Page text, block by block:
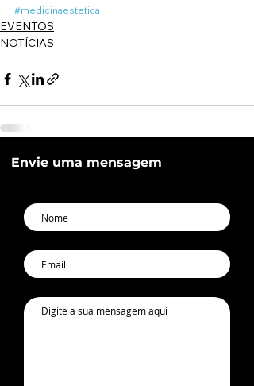
#medicinaestetica
EVENTOS
NOTÍCIAS
Envie uma mensagem